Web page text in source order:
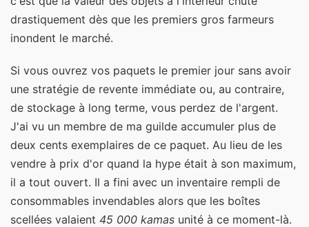
drastiquement dès que les premiers gros farmeurs
inondent le marché.
Si vous ouvrez vos paquets le premier jour sans avoir
une stratégie de revente immédiate ou, au contraire,
de stockage à long terme, vous perdez de l'argent.
J'ai vu un membre de ma guilde accumuler plus de
deux cents exemplaires de ce paquet. Au lieu de les
vendre à prix d'or quand la hype était à son maximum,
il a tout ouvert. Il a fini avec un inventaire rempli de
consommables invendables alors que les boîtes
scellées valaient 45 000 kamas unité à ce moment-là.